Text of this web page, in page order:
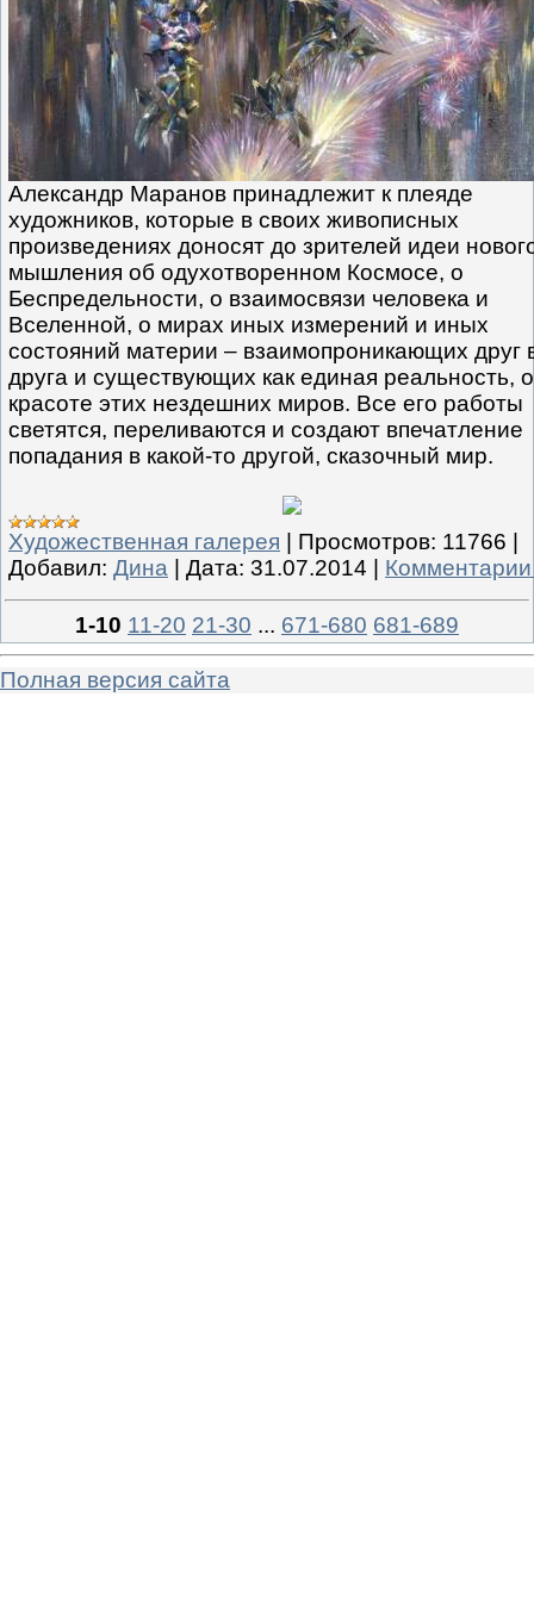
Александр Маранов принадлежит к плеяде
художников, которые в своих живописных
произведениях доносят до зрителей идеи
мышления об одухотворенном Космосе, о
Беспредельности, о взаимосвязи человека и
Вселенной, о мирах иных измерений и иных
состояний материи – взаимопроникающих друг
друга и существующих как единая реальность, о
красоте этих нездешних миров. Все его работы
светятся, переливаются и создают впечатление
попадания в какой-то другой, сказочный мир.
Художественная галерея Просмотров: 11766
Добавил: Дина Дата: 31.07.2014
1-10 11-20 21-30 ... 671-680 681-689
Полная версия сайта